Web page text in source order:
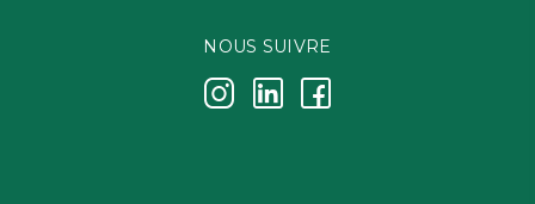
NOUS SUIVRE
j k i